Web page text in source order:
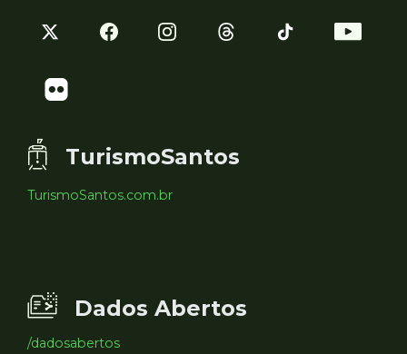
TurismoSantos
TurismoSantos.com.br
Dados Abertos
/dadosabertos